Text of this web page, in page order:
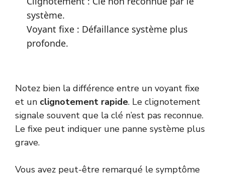
système.
Voyant fixe : Défaillance système plus
profonde.
Notez bien la différence entre un voyant fixe
et un clignotement rapide. Le clignotement
signale souvent que la clé n’est pas reconnue.
Le fixe peut indiquer une panne système plus
grave.
Vous avez peut-être remarqué le symptôme